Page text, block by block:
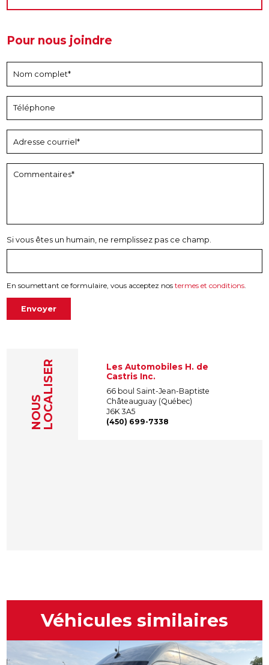
Pour nous joindre
Si vous êtes un humain, ne remplissez pas ce champ.
En soumettant ce formulaire, vous acceptez nostermes et conditions
Envoyer
NOUSLOCALISER
Les Automobiles H. de
Castris Inc.
66 boul Saint-Jean-Baptiste
Châteauguay (Québec)
J6K 3A5
(450) 699-7338
Véhicules similaires